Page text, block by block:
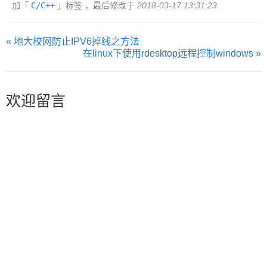
加「 C/C++ 」标签 ，最后修改于 2018-03-17 13:31:23
« 地大校网防止IPV6掉线之方法
在linux下使用rdesktop远程控制windows »
欢迎留言